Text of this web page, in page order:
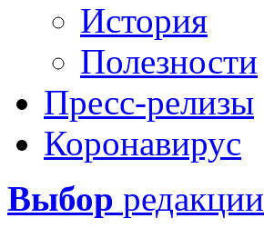
История
Полезности
Пресс-релизы
Коронавирус
Выбор редакции